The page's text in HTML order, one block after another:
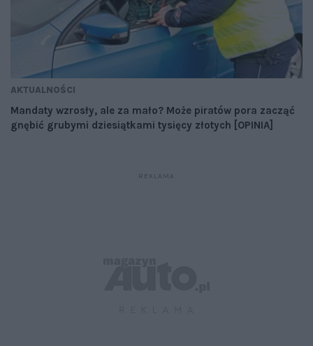
AKTUALNOŚCI
Mandaty wzrosły, ale za mało? Może piratów pora zacząć
gnębić grubymi dziesiątkami tysięcy złotych [OPINIA]